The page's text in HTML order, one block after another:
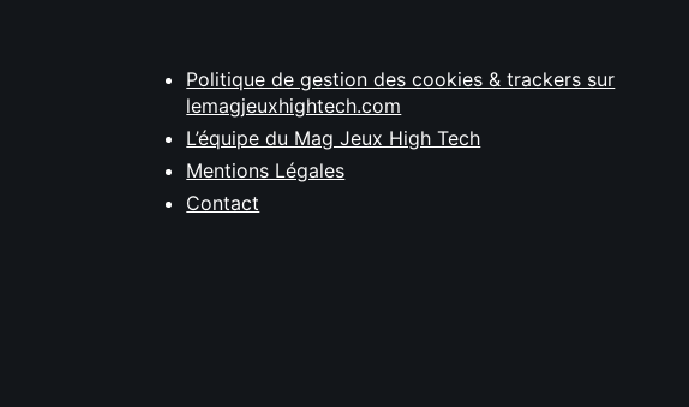
Politique de gestion des cookies & trackers sur
lemagjeuxhightech.com
L’équipe du Mag Jeux High Tech
Mentions Légales
Contact